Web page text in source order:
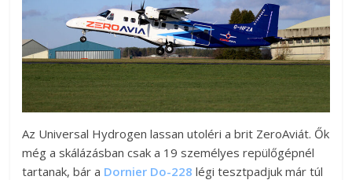
Az Universal Hydrogen lassan utoléri a brit ZeroAviát. Ők
még a skálázásban csak a 19 személyes repülőgépnél
tartanak, bár a Dornier Do-228 légi tesztpadjuk már túl